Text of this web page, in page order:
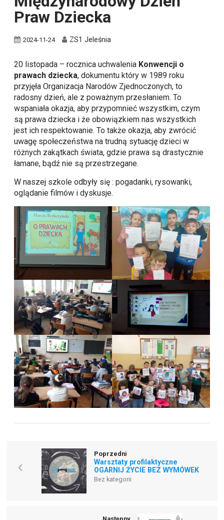
Praw Dziecka
2024-11-24 ZS1 Jeleśnia
20 listopada – rocznica uchwalenia Konwencji o
prawach dziecka, dokumentu który w 1989 roku
przyjęła Organizacja Narodów Zjednoczonych, to
radosny dzień, ale z poważnym przesłaniem. To
wspaniała okazja, aby przypomnieć wszystkim, czym
są prawa dziecka i że obowiązkiem nas wszystkich
jest ich respektowanie. To także okazja, aby zwrócić
uwagę społeczeństwa na trudną sytuację dzieci w
różnych zakątkach świata, gdzie prawa są drastycznie
łamane, bądź nie są przestrzegane.
W naszej szkole odbyły się : pogadanki, rysowanki,
oglądanie filmów i dyskusje.
Poprzedni
Warsztaty profilaktyczne
OGARNIJ ŻYCIE BEZ WYMÓWEK
Bez kategorii